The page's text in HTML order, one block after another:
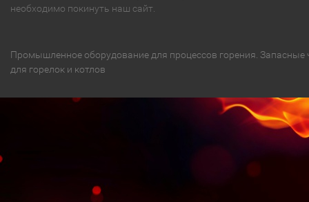
необходимо покинуть наш сайт.
Промышленное оборудование для процессов горения. Запасные
для горелок и котлов